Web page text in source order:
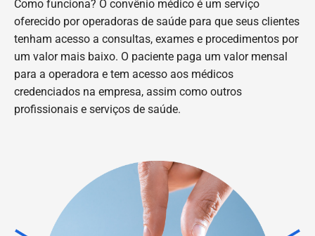
Como funciona? O convênio médico é um serviço
oferecido por operadoras de saúde para que seus clientes
tenham acesso a consultas, exames e procedimentos por
um valor mais baixo. O paciente paga um valor mensal
para a operadora e tem acesso aos médicos
credenciados na empresa, assim como outros
profissionais e serviços de saúde.